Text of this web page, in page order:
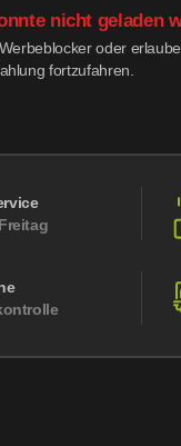
nicht geladen
oder
fortzufahren.